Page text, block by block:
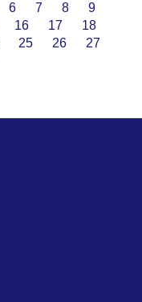
6 7 8
9
16 17
18
25 26
27